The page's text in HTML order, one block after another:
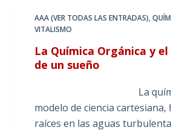
AAA (VER TODAS LAS ENTRADAS),
VITALISMO
La Química Orgánica y
de un sueño
La química,
modelo de ciencia cartesiana,
raíces en las aguas